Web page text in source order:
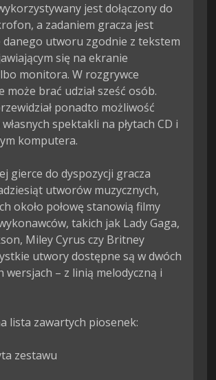
jest dołączony do
a zadaniem gracza jest
danego utworu zgodnie z tekstem
się na ekranie
monitora. W rozgrywce
może brać udział sześć osób.
ponadto możliwość
spektakli na płytach CD i
komputera.
gierce do dyspozycji gracza
utworów muzycznych,
około połowę stanowią filmy
takich jak Lady Gaga,
Miley Cyrus czy Britney
utwory dostępne są w dwóch
wersjach – z linią melodyczną i
lista zawartych piosenek:
zestawu